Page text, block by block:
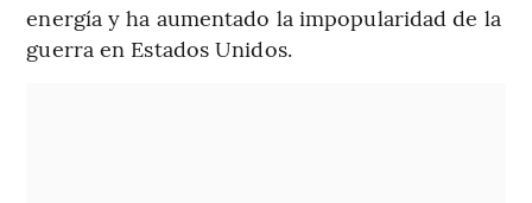
energía y ha aumentado la impopularidad de la
guerra en Estados Unidos.